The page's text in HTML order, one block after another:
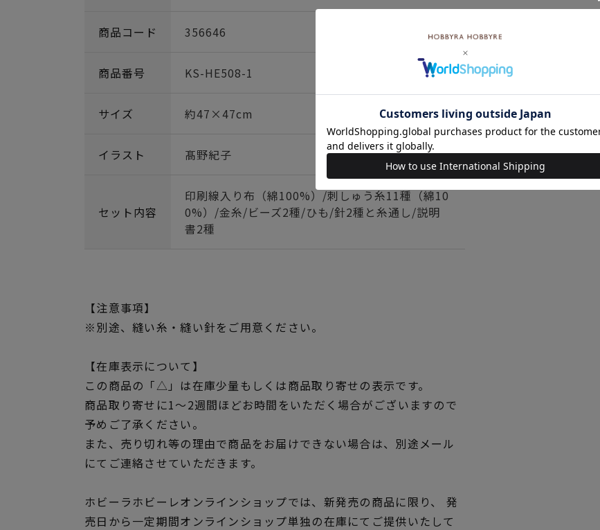
商品コード 356646
商品番号 KS-HE508-1
サイズ 約47×47cm
イラスト 髙野紀子
セット内容
印刷線入り布（綿100%）/刺しゅう糸11種（綿10
0%）/金糸/ビーズ2種/ひも/針2種と糸通し/説明
書2種
【注意事項】
※別途、縫い糸・縫い針をご用意ください。
【在庫表示について】
この商品の「△」は在庫少量もしくは商品取り寄せの表示です。
商品取り寄せに1～2週間ほどお時間をいただく場合がございますので
予めご了承ください。
また、売り切れ等の理由で商品をお届けできない場合は、別途メール
にてご連絡させていただきます。
ホビーラホビーレオンラインショップでは、新発売の商品に限り、 発
売日から一定期間オンラインショップ単独の在庫にてご提供いたして